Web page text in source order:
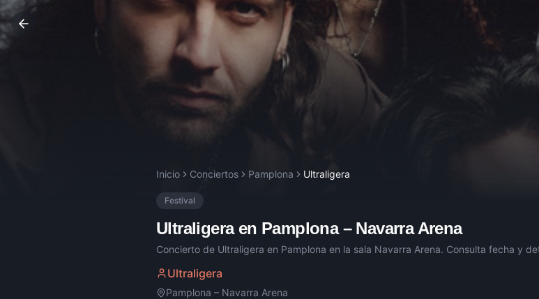
Inicio Conciertos Pamplona Ultraligera
Festival
Ultraligeraen Pamplona– Navarra Arena
Concierto de Ultraligera en Pamplona en la sala Navarra Arena. Consulta fecha y
Ultraligera
Pamplona – Navarra Arena